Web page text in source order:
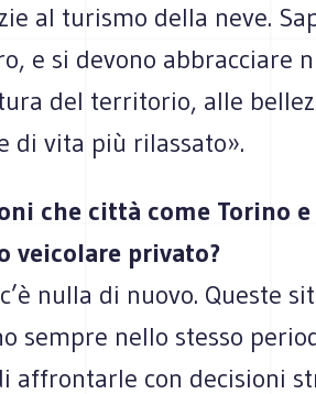
al turismo della neve.
e si devono abbracciare
del territorio, alle
di vita più rilassato».
che città come Torino
veicolare privato?
nulla di nuovo. Queste
sempre nello stesso
affrontarle con decisioni